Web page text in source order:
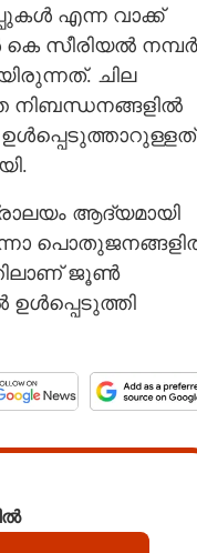
എന്ന വാക്ക്
സീരിയൽ നമ്പർ
ചില
നിബന്ധനങ്ങളിൽ
ആദ്യമായി
ജൂൺ
ഉൾപ്പെടുത്തി